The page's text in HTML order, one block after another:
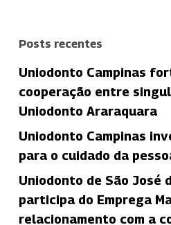
Posts recentes
Uniodonto Campinas
cooperação entre
Uniodonto Araraquara
Uniodonto Campinas
para o cuidado da
Uniodonto de São José
participa do Emprega
relacionamento com a